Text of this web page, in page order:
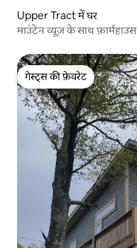
Upper Tract में घर
माउंटेन व्यूज़ के साथ फ़ार्महाउस
गेस्ट्स की फ़ेवरेट
गेस्ट्स की फ़ेवरेट